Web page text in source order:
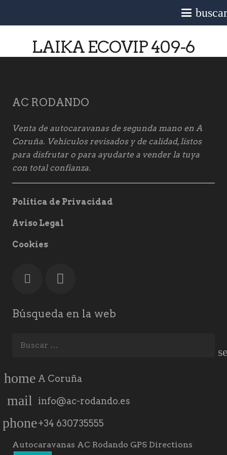
LAIKA ECOVIP 409-6
AC RODANDO
Venta de autocaravanas de segunda mano en A
Coruña. Vehículos revisados y de calidad, listos
para disfrutar o para ayudarte a vender la tuya
con total confianza.
Política de Privacidad
Aviso Legal
Cookies
Búsqueda en la web
home A Coruña
mail info@ac-rodando.es
phone+34 630735555
Autocaravanas AC Rodando GPS Directions